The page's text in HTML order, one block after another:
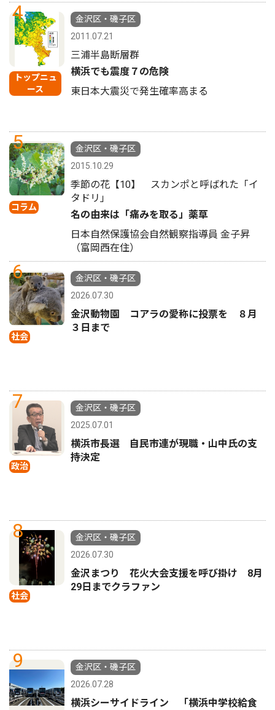
4
トップニュ
ース
金沢区・磯子区
2011.07.21
三浦半島断層群
横浜でも震度７の危険
東日本大震災で発生確率高まる
5
コラム
金沢区・磯子区
2015.10.29
季節の花【10】 スカンポと呼ばれた「イ
タドリ」
名の由来は「痛みを取る」薬草
日本自然保護協会自然観察指導員 金子昇
（富岡西在住）
6
社会
金沢区・磯子区
2026.07.30
金沢動物園 コアラの愛称に投票を ８月
３日まで
7
政治
金沢区・磯子区
2025.07.01
横浜市長選 自民市連が現職・山中氏の支
持決定
8
社会
金沢区・磯子区
2026.07.30
金沢まつり 花火大会支援を呼び掛け 8月
29日までクラファン
9
金沢区・磯子区
2026.07.28
横浜シーサイドライン 「横浜中学校給食